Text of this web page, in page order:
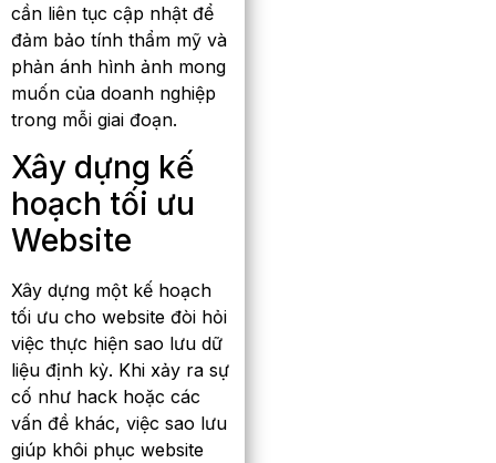
cần liên tục cập nhật để
đảm bảo tính thẩm mỹ và
phản ánh hình ảnh mong
muốn của doanh nghiệp
trong mỗi giai đoạn.
Xây dựng kế
hoạch tối ưu
Website
Xây dựng một kế hoạch
tối ưu cho website đòi hỏi
việc thực hiện sao lưu dữ
liệu định kỳ. Khi xảy ra sự
cố như hack hoặc các
vấn đề khác, việc sao lưu
giúp khôi phục website